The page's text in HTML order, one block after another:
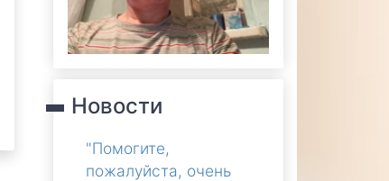
Новости
"Помогите,
пожалуйста, очень